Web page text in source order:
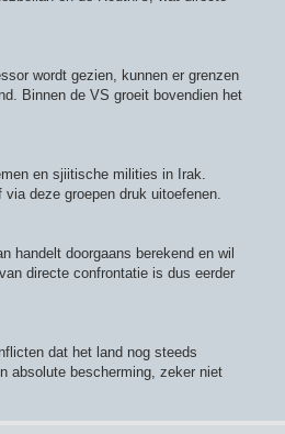
wordt gezien, kunnen er grenzen
Binnen de VS groeit bovendien het
en sjiitische milities in Irak.
deze groepen druk uitoefenen.
handelt doorgaans berekend en wil
directe confrontatie is dus eerder
dat het land nog steeds
absolute bescherming, zeker niet